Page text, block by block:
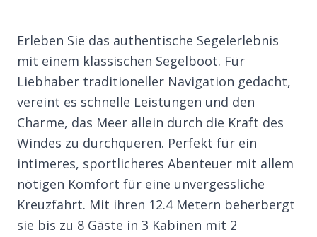
Erleben Sie das authentische Segelerlebnis
mit einem klassischen Segelboot. Für
Liebhaber traditioneller Navigation gedacht,
vereint es schnelle Leistungen und den
Charme, das Meer allein durch die Kraft des
Windes zu durchqueren. Perfekt für ein
intimeres, sportlicheres Abenteuer mit allem
nötigen Komfort für eine unvergessliche
Kreuzfahrt. Mit ihren 12.4 Metern beherbergt
sie bis zu 8 Gäste in 3 Kabinen mit 2